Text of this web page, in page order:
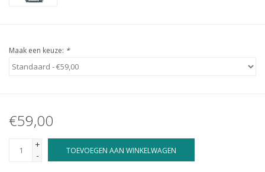
Maak een keuze: *
€59,00
+
-
TOEVOEGEN AAN WINKELWAGEN